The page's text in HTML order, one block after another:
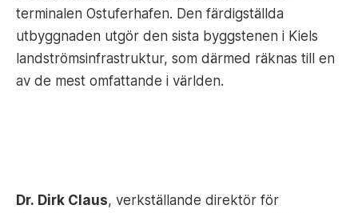
terminalen Ostuferhafen. Den färdigställda
utbyggnaden utgör den sista byggstenen i Kiels
landströmsinfrastruktur, som därmed räknas till en
av de mest omfattande i världen.
Dr. Dirk Claus, verkställande direktör för